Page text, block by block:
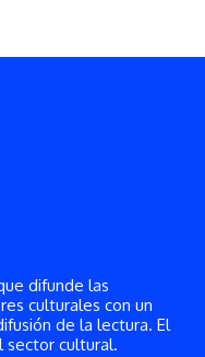
difunde las
culturales con un
de la lectura. El
sector cultural.